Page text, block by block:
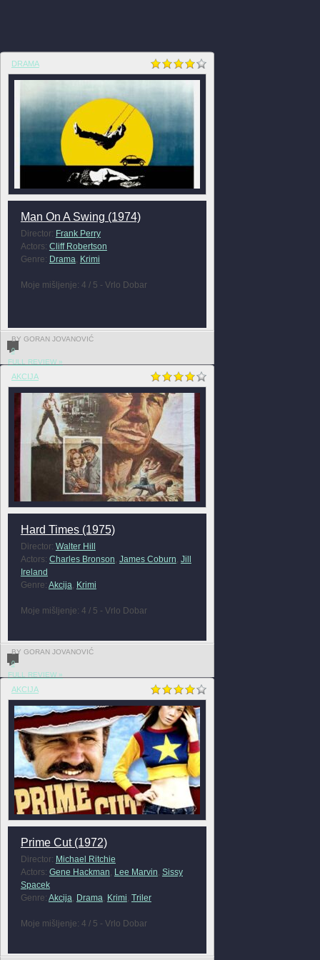
DRAMA
Man On A Swing (1974)
Director: Frank Perry
Actors: Cliff Robertson
Genre: Drama, Krimi
Moje mišljenje: 4 / 5 - Vrlo Dobar
BY GORAN JOVANOVIĆ
0
FULL REVIEW »
AKCIJA
Hard Times (1975)
Director: Walter Hill
Actors: Charles Bronson, James Coburn, Jill
Ireland
Genre: Akcija, Krimi
Moje mišljenje: 4 / 5 - Vrlo Dobar
BY GORAN JOVANOVIĆ
0
FULL REVIEW »
AKCIJA
Prime Cut (1972)
Director: Michael Ritchie
Actors: Gene Hackman, Lee Marvin, Sissy
Spacek
Genre: Akcija, Drama, Krimi, Triler
Moje mišljenje: 4 / 5 - Vrlo Dobar